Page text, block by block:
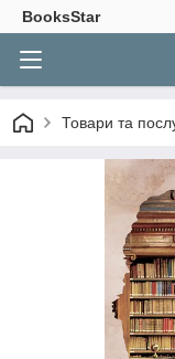
BooksStar
Товари та